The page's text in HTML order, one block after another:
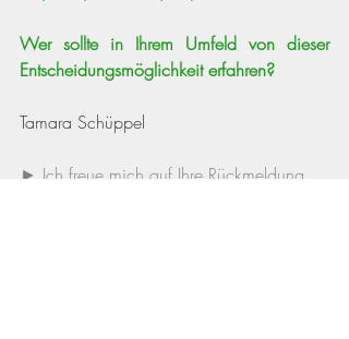
Wer sollte in Ihrem Umfeld von dieser
Entscheidungsmöglichkeit erfahren?
Tamara Schüppel
► Ich freue mich auf Ihre Rückmeldung